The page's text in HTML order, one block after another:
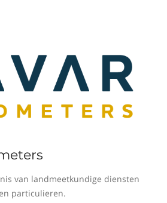
van landmeetkundige diensten
particulieren.